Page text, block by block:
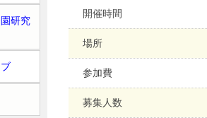
開催時間
場所
参加費
募集人数
研究